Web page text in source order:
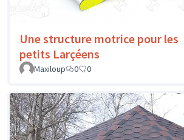
Une structure motrice pour les
petits Larçéens
Maxiloup
0 0